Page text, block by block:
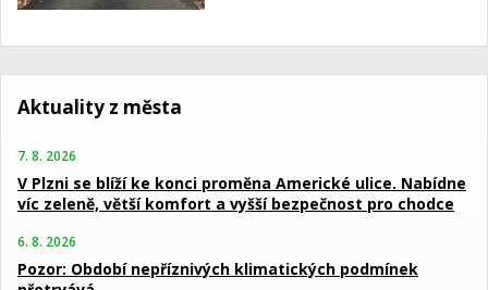
Aktuality z města
7. 8. 2026
V Plzni se blíží ke konci proměna Americké ulice. Nabídne
víc zeleně, větší komfort a vyšší bezpečnost pro chodce
6. 8. 2026
Pozor: Období nepříznivých klimatických podmínek